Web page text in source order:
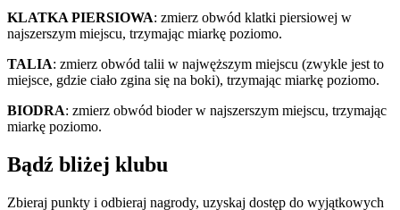
KLATKA PIERSIOWA: zmierz obwód klatki piersiowej w
najszerszym miejscu, trzymając miarkę poziomo.
TALIA: zmierz obwód talii w najwęższym miejscu (zwykle jest to
miejsce, gdzie ciało zgina się na boki), trzymając miarkę poziomo.
BIODRA: zmierz obwód bioder w najszerszym miejscu, trzymając
miarkę poziomo.
Bądź bliżej klubu
Zbieraj punkty i odbieraj nagrody, uzyskaj dostęp do wyjątkowych